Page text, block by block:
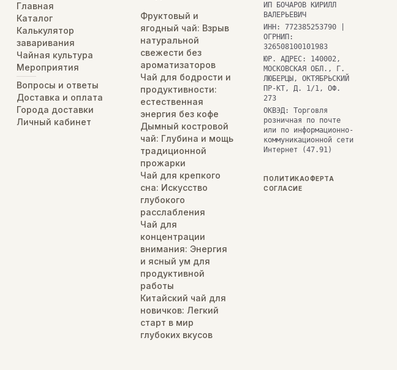
Главная
Каталог
Калькулятор
заваривания
Чайная культура
Мероприятия
Вопросы и ответы
Доставка и оплата
Города доставки
Личный кабинет
Фруктовый и
ягодный чай: Взрыв
натуральной
свежести без
ароматизаторов
Чай для бодрости и
продуктивности:
естественная
энергия без кофе
Дымный костровой
чай: Глубина и мощь
традиционной
прожарки
Чай для крепкого
сна: Искусство
глубокого
расслабления
Чай для
концентрации
внимания: Энергия
и ясный ум для
продуктивной
работы
Китайский чай для
новичков: Легкий
старт в мир
глубоких вкусов
ИП БОЧАРОВ КИРИЛЛ
ВАЛЕРЬЕВИЧ
ИНН: 772385253790 |
ОГРНИП:
326508100101983
ЮР. АДРЕС: 140002,
МОСКОВСКАЯ ОБЛ., Г.
ЛЮБЕРЦЫ, ОКТЯБРЬСКИЙ
ПР-КТ, Д. 1/1, ОФ.
273
ОКВЭД: Торговля
розничная по почте
или по информационно-
коммуникационной сети
Интернет (47.91)
ПОЛИТИКАОФЕРТА
СОГЛАСИЕ